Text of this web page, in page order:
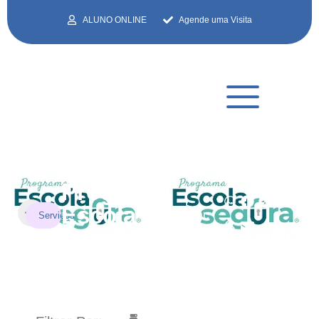
ALUNO ONLINE Agende uma Visita
Serviços
Programa
Escola
Compartilhar: